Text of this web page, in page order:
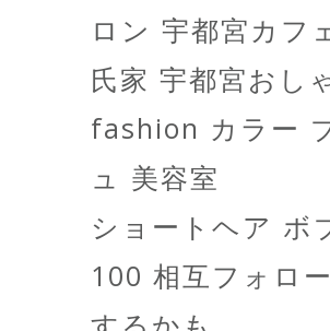
ロン 宇都宮カフ
氏家 宇都宮おし
fashion カラー
ュ 美容室
ショートヘア
100 相互フォロ